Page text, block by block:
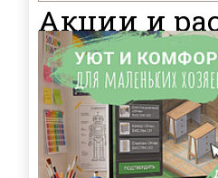
Акции и